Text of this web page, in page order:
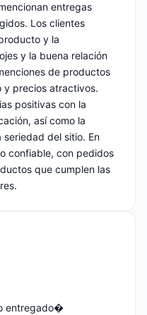
entregas
Los clientes
y la
y la buena relación
de productos
y precios atractivos.
positivas con la
así como la
del sitio. En
confiable, con pedidos
que cumplen las
entregado�